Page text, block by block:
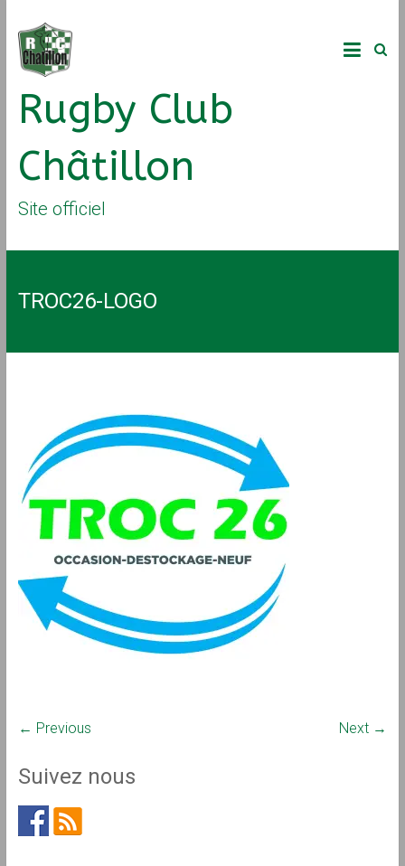
Rugby Club
Châtillon
Site officiel
TROC26-LOGO
← Previous Next →
Suivez nous